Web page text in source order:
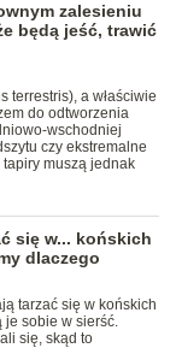
zalesieniu
będą jeść, trawić
terrestris), a właściwie
do odtworzenia
wschodniej
czy ekstremalne
muszą jednak
się w... końskich
dlaczego
tarzać się w końskich
je sobie w sierść.
się, skąd to